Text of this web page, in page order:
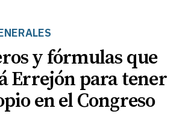
y fórmulas que
Errejón para tener
en el Congreso